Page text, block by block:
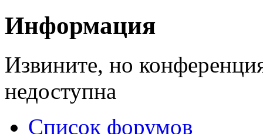
Информация
Извините, но
недоступна
Список форумов